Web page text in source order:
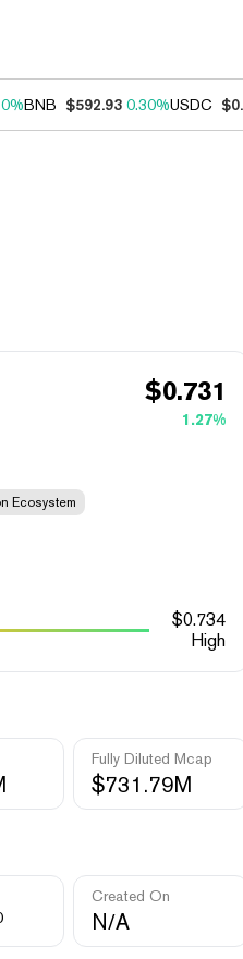
BNB $592.93 0.30%USDC
$0.731
1.27%
Ecosystem
$0.734
High
Fully Diluted Mcap
$731.79M
Created On
N/A